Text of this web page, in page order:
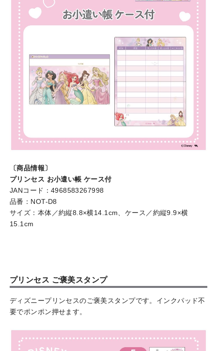
〔商品情報〕
プリンセス お小遣い帳 ケース付
JANコード：4968583267998
品番：NOT-D8
サイズ：本体／約縦8.8×横14.1cm、ケース／約縦9.9×横
15.1cm
プリンセス ご褒美スタンプ
ディズニープリンセスのご褒美スタンプです。インクパッド不
要でポンポン押せます。